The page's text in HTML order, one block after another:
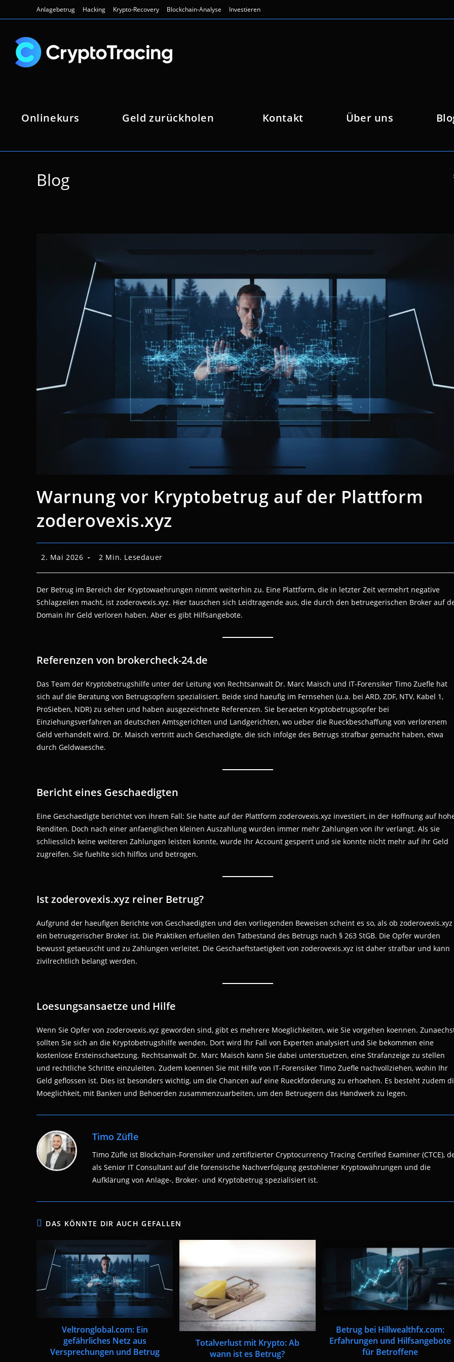
Inhalt
Anlagebetrug Hacking Krypto-Recovery Blockchain-Analyse Investieren
Onlinekurs Geld zurückholen Kontakt Über uns
Blog
Warnung vor Kryptobetrug auf der Plattform
zoderovexis.xyz
Beitrag
2. Mai 2026 Lesedauer:
2 Min. Lesedauer
Der Betrug im Bereich der Kryptowaehrungen nimmt weiterhin zu. Eine Plattform, die in letzter Zeit vermehrt negative
Schlagzeilen macht, ist zoderovexis.xyz. Hier tauschen sich Leidtragende aus, die durch den betruegerischen Broker auf
Domain ihr Geld verloren haben. Aber es gibt Hilfsangebote.
Referenzen von brokercheck-24.de
Das Team der Kryptobetrugshilfe unter der Leitung von Rechtsanwalt Dr. Marc Maisch und IT-Forensiker Timo Zuefle hat
sich auf die Beratung von Betrugsopfern spezialisiert. Beide sind haeufig im Fernsehen (u.a. bei ARD, ZDF, NTV, Kabel 1,
ProSieben, NDR) zu sehen und haben ausgezeichnete Referenzen. Sie beraeten Kryptobetrugsopfer bei
Einziehungsverfahren an deutschen Amtsgerichten und Landgerichten, wo ueber die Rueckbeschaffung von verlorenem
Geld verhandelt wird. Dr. Maisch vertritt auch Geschaedigte, die sich infolge des Betrugs strafbar gemacht haben, etwa
durch Geldwaesche.
Bericht eines Geschaedigten
Eine Geschaedigte berichtet von ihrem Fall: Sie hatte auf der Plattform zoderovexis.xyz investiert, in der Hoffnung auf
Renditen. Doch nach einer anfaenglichen kleinen Auszahlung wurden immer mehr Zahlungen von ihr verlangt. Als sie
schliesslich keine weiteren Zahlungen leisten konnte, wurde ihr Account gesperrt und sie konnte nicht mehr auf ihr Geld
zugreifen. Sie fuehlte sich hilflos und betrogen.
Ist zoderovexis.xyz reiner Betrug?
Aufgrund der haeufigen Berichte von Geschaedigten und den vorliegenden Beweisen scheint es so, als ob zoderovexis.xyz
ein betruegerischer Broker ist. Die Praktiken erfuellen den Tatbestand des Betrugs nach § 263 StGB. Die Opfer wurden
bewusst getaeuscht und zu Zahlungen verleitet. Die Geschaeftstaetigkeit von zoderovexis.xyz ist daher strafbar und kann
zivilrechtlich belangt werden.
Loesungsansaetze und Hilfe
Wenn Sie Opfer von zoderovexis.xyz geworden sind, gibt es mehrere Moeglichkeiten, wie Sie vorgehen koennen.
sollten Sie sich an die Kryptobetrugshilfe wenden. Dort wird Ihr Fall von Experten analysiert und Sie bekommen eine
kostenlose Ersteinschaetzung. Rechtsanwalt Dr. Marc Maisch kann Sie dabei unterstuetzen, eine Strafanzeige zu stellen
und rechtliche Schritte einzuleiten. Zudem koennen Sie mit Hilfe von IT-Forensiker Timo Zuefle nachvollziehen, wohin Ihr
Geld geflossen ist. Dies ist besonders wichtig, um die Chancen auf eine Rueckforderung zu erhoehen. Es besteht zudem
Moeglichkeit, mit Banken und Behoerden zusammenzuarbeiten, um den Betruegern das Handwerk zu legen.
Timo Züfle
Timo Züfle ist Blockchain-Forensiker und zertifizierter Cryptocurrency Tracing Certified Examiner (CTCE),
als Senior IT Consultant auf die forensische Nachverfolgung gestohlener Kryptowährungen und die
Aufklärung von Anlage-, Broker- und Kryptobetrug spezialisiert ist.
DAS KÖNNTE DIR AUCH GEFALLEN
Veltronglobal.com: Ein
gefährliches Netz aus
Versprechungen und Betrug
Totalverlust mit Krypto: Ab
wann ist es Betrug?
Betrug bei Hillwealthfx.com:
Erfahrungen und Hilfsangebote
für Betroffene